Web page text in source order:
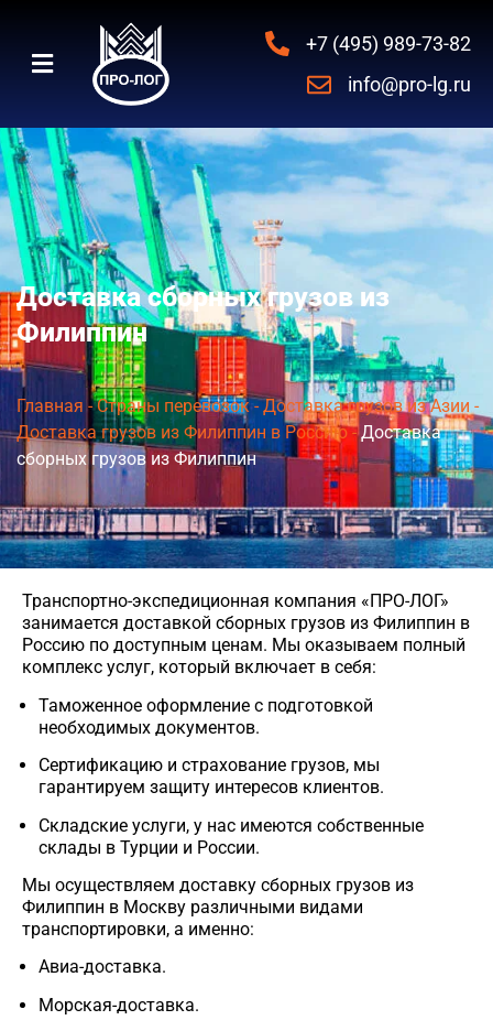
+7 (495) 989-73-82
info@pro-lg.ru
Доставка сборных грузов из
Филиппин
Главная -Страны перевозок-Доставка грузов из Азии -
Доставка грузов из Филиппин в Россию-Доставка
сборных грузов из Филиппин
Транспортно-экспедиционная компания «ПРО-ЛОГ»
занимается доставкой сборных грузов из Филиппин в
Россию по доступным ценам. Мы оказываем полный
комплекс услуг, который включает в себя:
Таможенное оформление с подготовкой
необходимых документов.
Сертификацию и страхование грузов, мы
гарантируем защиту интересов клиентов.
Складские услуги, у нас имеются собственные
склады в Турции и России.
Мы осуществляем доставку сборных грузов из
Филиппин в Москву различными видами
транспортировки, а именно:
Авиа-доставка.
Морская-доставка.